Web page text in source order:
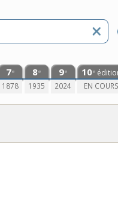
7e
1878
8e
1935
9e
2024
10e
EN COURS